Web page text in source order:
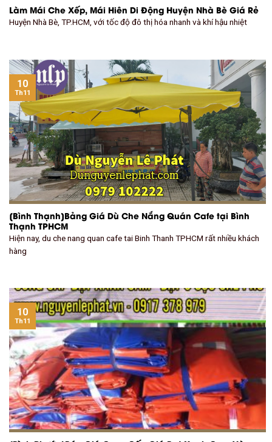
Làm Mái Che Xếp, Mái Hiên Di Động Huyện Nhà Bè Giá Rẻ
Huyện Nhà Bè, TP.HCM, với tốc độ đô thị hóa nhanh và khí hậu nhiệt
[Bình Thạnh]Bảng Giá Dù Che Nắng Quán Cafe tại Bình
Thạnh TPHCM
Hiện nay, du che nang quan cafe tai Binh Thanh TPHCM rất nhiều khách
hàng
10
Th11
10
Th11